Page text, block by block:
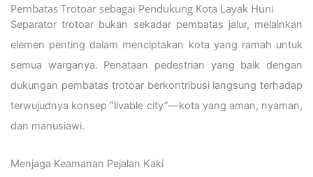
Pembatas Trotoar sebagai Pendukung Kota Layak Huni
Separator trotoar bukan sekadar pembatas jalur, melainkan
elemen penting dalam menciptakan kota yang ramah untuk
semua warganya. Penataan pedestrian yang baik dengan
dukungan pembatas trotoar berkontribusi langsung terhadap
terwujudnya konsep “livable city”—kota yang aman, nyaman,
dan manusiawi.
Menjaga Keamanan Pejalan Kaki